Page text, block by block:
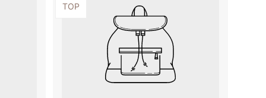
Produktbezeichnung:
TOP